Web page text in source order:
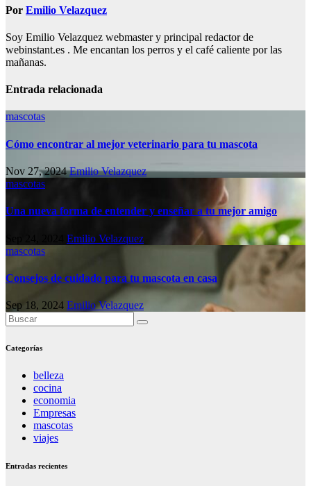
Por Emilio Velazquez
Soy Emilio Velazquez webmaster y principal redactor de
webinstant.es . Me encantan los perros y el café caliente por las
mañanas.
Entrada relacionada
mascotas
Cómo encontrar al mejor veterinario para tu mascota
Nov 27, 2024Emilio Velazquez
mascotas
Una nueva forma de entender y enseñar a tu mejor amigo
Emilio Velazquez
mascotas
Consejos de cuidado para tu mascota en casa
Sep 18, 2024 Emilio Velazquez
Categorías
belleza
cocina
economia
Empresas
mascotas
viajes
Entradas recientes